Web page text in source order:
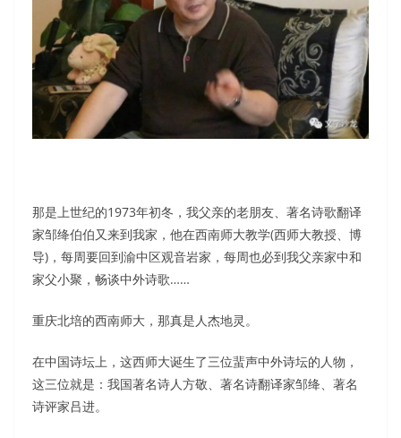
那是上世纪的1973年初冬，我父亲的老朋友、著名诗歌翻译
家邹绛伯伯又来到我家，他在西南师大教学(西师大教授、博
导)，每周要回到渝中区观音岩家，每周也必到我父亲家中和
家父小聚，畅谈中外诗歌……
重庆北培的西南师大，那真是人杰地灵。
在中国诗坛上，这西师大诞生了三位蜚声中外诗坛的人物，
这三位就是：我国著名诗人方敬、著名诗翻译家邹绛、著名
诗评家吕进。